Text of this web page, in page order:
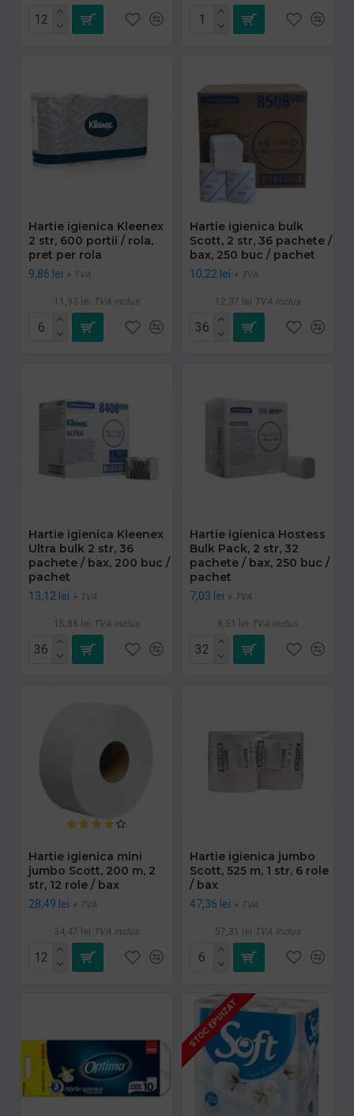
Hartie igienica Kleenex
2 str, 600 portii / rola,
pret per rola
9,86 lei + TVA
11,93 lei TVA inclus
Hartie igienica bulk
Scott, 2 str, 36 pachete /
bax, 250 buc / pachet
10,22 lei + TVA
12,37 lei TVA inclus
Hartie igienica Kleenex
Ultra bulk 2 str, 36
pachete / bax, 200 buc /
pachet
13,12 lei + TVA
15,88 lei TVA inclus
Hartie igienica Hostess
Bulk Pack, 2 str, 32
pachete / bax, 250 buc /
pachet
7,03 lei + TVA
8,51 lei TVA inclus
Hartie igienica mini
jumbo Scott, 200 m, 2
str, 12 role / bax
28,49 lei + TVA
34,47 lei TVA inclus
Hartie igienica jumbo
Scott, 525 m, 1 str, 6 role
/ bax
47,36 lei + TVA
57,31 lei TVA inclus
STOC EPUIZAT